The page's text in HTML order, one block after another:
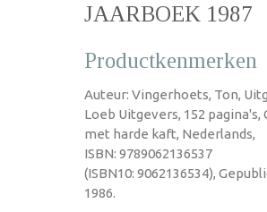
JAARBOEK 1987
Productkenmerken
Auteur: Vingerhoets, Ton,
Loeb Uitgevers, 152 pagina's,
met harde kaft, Nederlands,
ISBN: 9789062136537
(ISBN10: 9062136534),
1986.